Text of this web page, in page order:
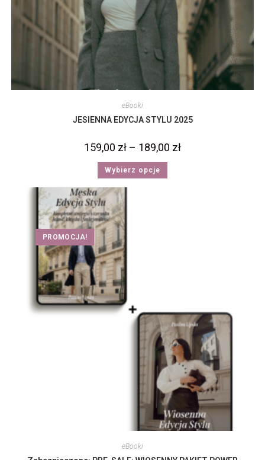
eBooki
JESIENNA EDYCJA STYLU 2025
159,00 zł – 189,00 zł
Wybierz opcje
PROMOCJA!
eBooki